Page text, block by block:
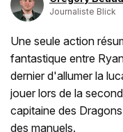
Journaliste Blick
Une seule action
fantastique entre
dernier d'allumer la
jouer lors de la
capitaine des
des manuels.